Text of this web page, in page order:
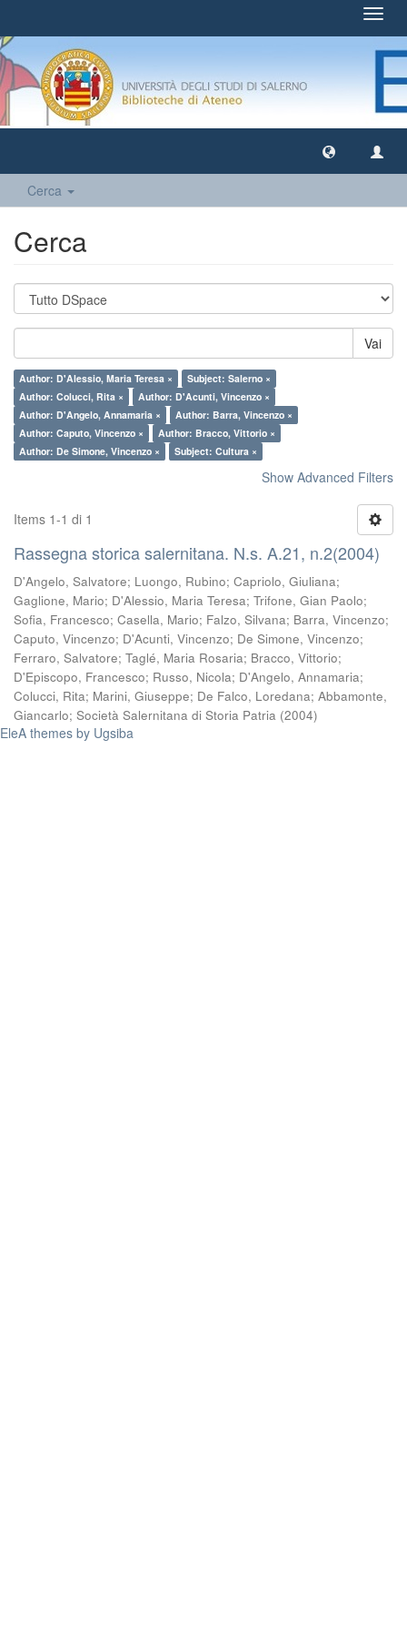
Cerca
Cerca
Vai
Author: D'Alessio, Maria Teresa ×
Subject: Salerno ×
Author: Colucci, Rita ×
Author: D'Acunti, Vincenzo ×
Author: D'Angelo, Annamaria ×
Author: Barra, Vincenzo ×
Author: Caputo, Vincenzo ×
Author: Bracco, Vittorio ×
Author: De Simone, Vincenzo ×
Subject: Cultura ×
Show Advanced Filters
Items 1-1 di 1
Rassegna storica salernitana. N.s. A.21, n.2(2004)
D'Angelo, Salvatore; Luongo, Rubino; Capriolo, Giuliana;
Gaglione, Mario; D'Alessio, Maria Teresa; Trifone, Gian Paolo;
Sofia, Francesco; Casella, Mario; Falzo, Silvana; Barra, Vincenzo;
Caputo, Vincenzo; D'Acunti, Vincenzo; De Simone, Vincenzo;
Ferraro, Salvatore; Taglé, Maria Rosaria; Bracco, Vittorio;
D'Episcopo, Francesco; Russo, Nicola; D'Angelo, Annamaria;
Colucci, Rita; Marini, Giuseppe; De Falco, Loredana; Abbamonte,
Giancarlo; Società Salernitana di Storia Patria (2004)
EleA themes by Ugsiba